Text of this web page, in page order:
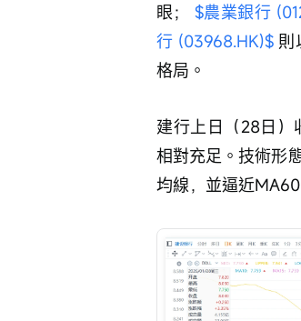
眼； $農業銀行
行 (03968.HK)$ 則
格局。
建行上日（28日
相對充足。技術形
均線，並逼近